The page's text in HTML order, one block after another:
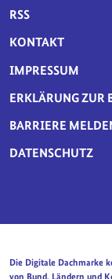
SERVICE-
RSS
KONTAKT
IMPRESSUM
ERKLÄRUNG ZUR
BARRIERE
DATENSCHUTZ
Die Digitale Dachmarke